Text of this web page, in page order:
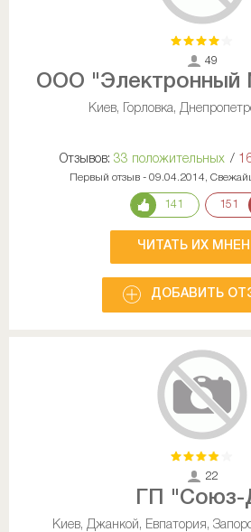
49
ООО "Электронный
Киев, Горловка,
Отзывов: 33 положительных /
Первый отзыв - 09.04.2014,
141 151
ЧИТАТЬ ИХ
ДОБАВИТЬ
22
ГП "Союз-
Киев, Джанкой, Евпатория,